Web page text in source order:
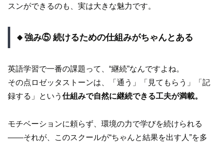
スンができるのも、実は大きな魅力です。
🔸強み⑤ 続けるための仕組みがちゃんとある
英語学習で一番の課題って、“継続”なんですよね。
その点ロゼッタストーンは、「通う」「見てもらう」「記
録する」という 仕組みで自然に継続できる工夫が満載。
モチベーションに頼らず、環境の力で学びを続けられる
――それが、このスクールが“ちゃんと結果を出す人”を多